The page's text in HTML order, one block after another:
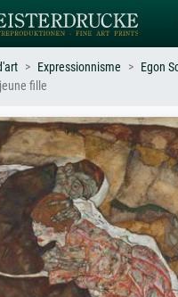
titre ou style –
étoilée,
de Hokusai,
Décrivez la
abstrait
tableau
Expressionnisme
Egon
fille